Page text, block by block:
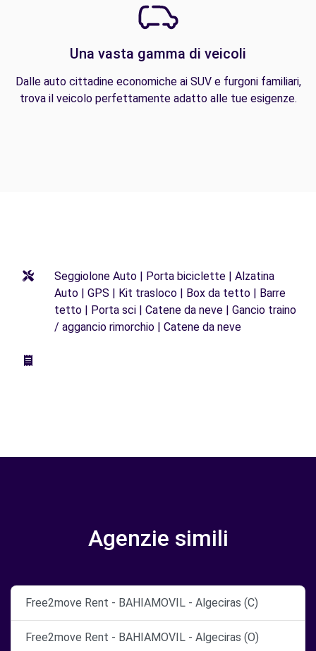
Una vasta gamma di veicoli
Dalle auto cittadine economiche ai SUV e furgoni familiari,
trova il veicolo perfettamente adatto alle tue esigenze.
Seggiolone Auto | Porta biciclette | Alzatina
Auto | GPS | Kit trasloco | Box da tetto | Barre
tetto | Porta sci | Catene da neve | Gancio traino
/ aggancio rimorchio | Catene da neve
Agenzie simili
Free2move Rent - BAHIAMOVIL - Algeciras (C)
Free2move Rent - BAHIAMOVIL - Algeciras (O)